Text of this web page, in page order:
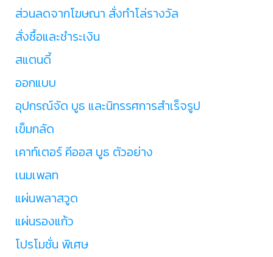
ส่วนลดจากโฆษณา สั่งทำโล่รางวัล
สั่งซื้อและชำระเงิน
สแตนดี้
ออกแบบ
อุปกรณ์จัด บูธ และนิทรรศการสำเร็จรูป
เข็มกลัด
เคาท์เตอร์ คีออส บูธ ตัวอย่าง
เนมเพลท
แผ่นพลาสวูด
แผ่นรองแก้ว
โปรโมชั่น พิเศษ